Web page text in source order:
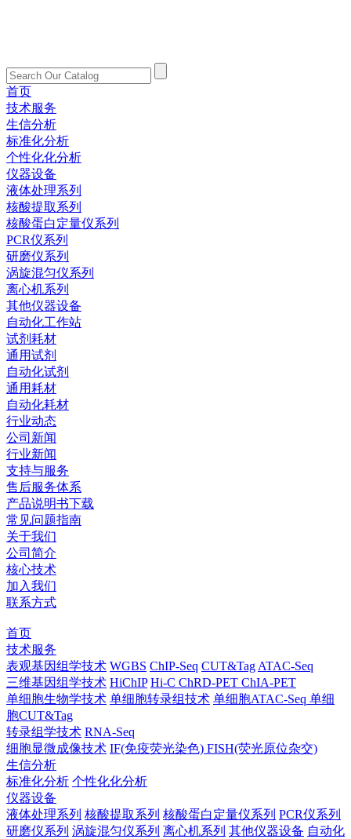
首页
技术服务
生信分析
标准化分析
个性化化分析
仪器设备
液体处理系列
核酸提取系列
核酸蛋白定量仪系列
PCR仪系列
研磨仪系列
涡旋混匀仪系列
离心机系列
其他仪器设备
自动化工作站
试剂耗材
通用试剂
自动化试剂
通用耗材
自动化耗材
行业动态
公司新闻
行业新闻
支持与服务
售后服务体系
产品说明书下载
常见问题指南
关于我们
公司简介
核心技术
加入我们
联系方式
首页
技术服务
表观基因组学技术 WGBS ChIP-Seq CUT&Tag ATAC-Seq
三维基因组学技术 HiChIP Hi-C ChRD-PET ChIA-PET
单细胞生物学技术 单细胞转录组技术 单细胞ATAC-Seq 单细
胞CUT&Tag
转录组学技术 RNA-Seq
细胞显微成像技术 IF(免疫荧光染色) FISH(荧光原位杂交)
生信分析
标准化分析 个性化化分析
仪器设备
液体处理系列 核酸提取系列 核酸蛋白定量仪系列 PCR仪系列
研磨仪系列 涡旋混匀仪系列 离心机系列 其他仪器设备 自动化